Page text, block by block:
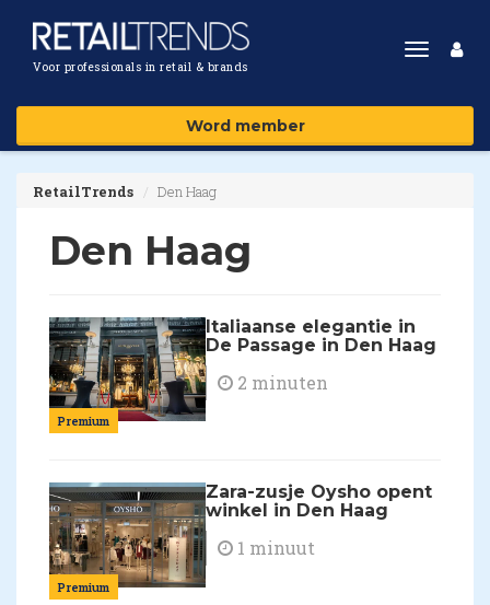
Voor professionals in retail & brands
Toggle
Word member
RetailTrends Den Haag
Den Haag
Premium
Italiaanse elegantie in
De Passage in Den Haag
2 minuten
Premium
Zara-zusje Oysho opent
winkel in Den Haag
1 minuut